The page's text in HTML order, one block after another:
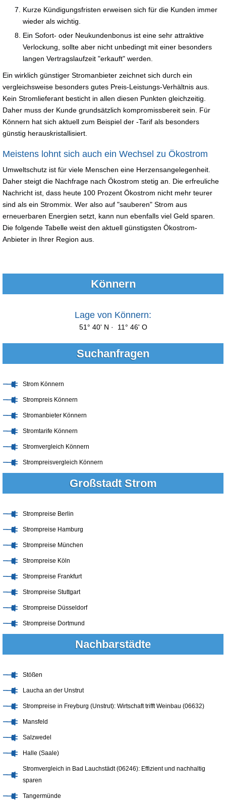
Kurze Kündigungsfristen erweisen sich für die Kunden immer
wieder als wichtig.
Ein Sofort- oder Neukundenbonus ist eine sehr attraktive
Verlockung, sollte aber nicht unbedingt mit einer besonders
langen Vertragslaufzeit "erkauft" werden.
Ein wirklich günstiger Stromanbieter zeichnet sich durch ein
vergleichsweise besonders gutes Preis-Leistungs-Verhältnis aus.
Kein Stromlieferant besticht in allen diesen Punkten gleichzeitig.
Daher muss der Kunde grundsätzlich kompromissbereit sein. Für
Könnern hat sich aktuell zum Beispiel der -Tarif als besonders
günstig herauskristallisiert.
Meistens lohnt sich auch ein Wechsel zu Ökostrom
Umweltschutz ist für viele Menschen eine Herzensangelegenheit.
Daher steigt die Nachfrage nach Ökostrom stetig an. Die erfreuliche
Nachricht ist, dass heute 100 Prozent Ökostrom nicht mehr teurer
sind als ein Strommix. Wer also auf "sauberen" Strom aus
erneuerbaren Energien setzt, kann nun ebenfalls viel Geld sparen.
Die folgende Tabelle weist den aktuell günstigsten Ökostrom-
Anbieter in Ihrer Region aus.
Könnern
Lage von Könnern:
51° 40' N · 11° 46' O
Suchanfragen
Strom Könnern
Strompreis Könnern
Stromanbieter Könnern
Stromtarife Könnern
Stromvergleich Könnern
Strompreisvergleich Könnern
Großstadt Strom
Strompreise Berlin
Strompreise Hamburg
Strompreise München
Strompreise Köln
Strompreise Frankfurt
Strompreise Stuttgart
Strompreise Düsseldorf
Strompreise Dortmund
Nachbarstädte
Stößen
Laucha an der Unstrut
Strompreise in Freyburg (Unstrut): Wirtschaft trifft Weinbau (06632)
Mansfeld
Salzwedel
Halle (Saale)
Stromvergleich in Bad Lauchstädt (06246): Effizient und nachhaltig
sparen
Tangermünde